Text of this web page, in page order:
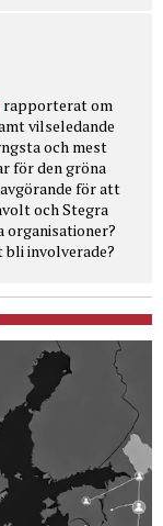
rapporterat om
vilseledande
och mest
för den gröna
för att
och Stegra
organisationer?
involverade?